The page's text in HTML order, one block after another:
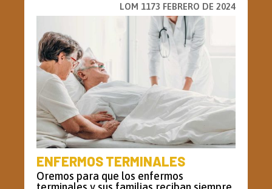
LOM 1173 FEBRERO DE 2024
ENFERMOS TERMINALES
Oremos para que los enfermos